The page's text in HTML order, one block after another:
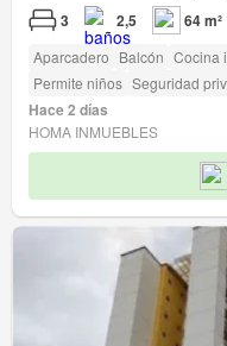
3 2,5 64 m²
Aparcadero Balcón Cocina
Permite niños Seguridad
Hace 2 días
HOMA INMUEBLES